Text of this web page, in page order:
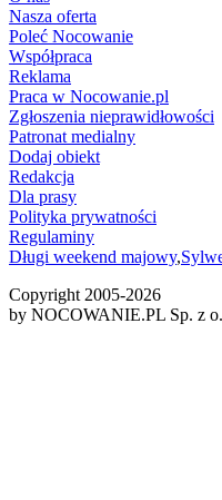
Nasza oferta
Poleć Nocowanie
Współpraca
Reklama
Praca w Nocowanie.pl
Zgłoszenia nieprawidłowości
Patronat medialny
Dodaj obiekt
Redakcja
Dla prasy
Polityka prywatności
Regulaminy
Długi weekend majowy,
Copyright 2005-2026
by NOCOWANIE.PL Sp. z